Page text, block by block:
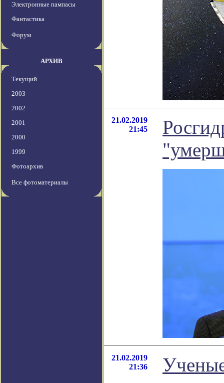
Электронные пампасы
Фантастика
Форум
АРХИВ
Текущий
2003
2002
2001
2000
1999
Фотоархив
Все фотоматериалы
21.02.2019
21:45
21.02.2019
21:36